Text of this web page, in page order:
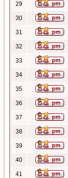
29
30
31
32
33
34
35
36
37
38
39
40
41